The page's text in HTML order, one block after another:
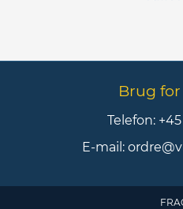
Brug
Telefon:
E-mail: